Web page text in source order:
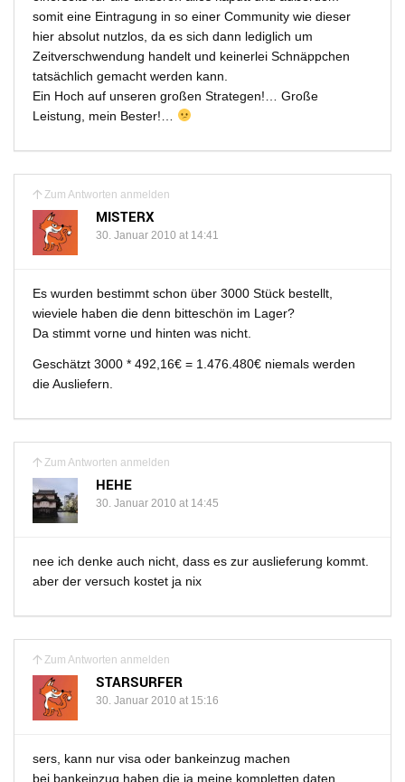
somit eine Eintragung in so einer Community wie dieser
hier absolut nutzlos, da es sich dann lediglich um
Zeitverschwendung handelt und keinerlei Schnäppchen
tatsächlich gemacht werden kann.
Ein Hoch auf unseren großen Strategen!… Große
Leistung, mein Bester!…
Zum Antworten anmelden
MISTERX
30. Januar 2010 at 14:41
Es wurden bestimmt schon über 3000 Stück bestellt,
wieviele haben die denn bitteschön im Lager?
Da stimmt vorne und hinten was nicht.
Geschätzt 3000 * 492,16€ = 1.476.480€ niemals werden
die Ausliefern.
Zum Antworten anmelden
HEHE
30. Januar 2010 at 14:45
nee ich denke auch nicht, dass es zur auslieferung kommt.
aber der versuch kostet ja nix
Zum Antworten anmelden
STARSURFER
30. Januar 2010 at 15:16
sers, kann nur visa oder bankeinzug machen
bei bankeinzug haben die ja meine kompletten daten